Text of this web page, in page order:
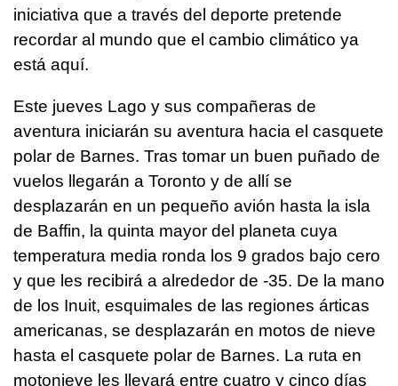
iniciativa que a través del deporte pretende
recordar al mundo que el cambio climático ya
está aquí.
Este jueves Lago y sus compañeras de
aventura iniciarán su aventura hacia el casquete
polar de Barnes. Tras tomar un buen puñado de
vuelos llegarán a Toronto y de allí se
desplazarán en un pequeño avión hasta la isla
de Baffin, la quinta mayor del planeta cuya
temperatura media ronda los 9 grados bajo cero
y que les recibirá a alrededor de -35. De la mano
de los Inuit, esquimales de las regiones árticas
americanas, se desplazarán en motos de nieve
hasta el casquete polar de Barnes. La ruta en
motonieve les llevará entre cuatro y cinco días